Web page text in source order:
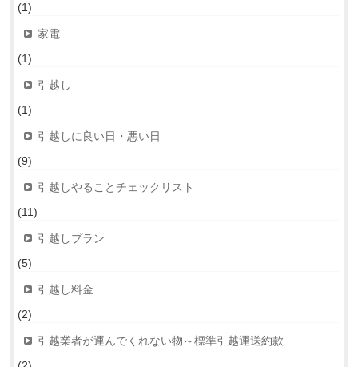
(1)
家電
(1)
引越し
(1)
引越しに良い日・悪い日
(9)
引越しやることチェックリスト
(11)
引越しプラン
(5)
引越し料金
(2)
引越業者が運んでくれない物～標準引越運送約款